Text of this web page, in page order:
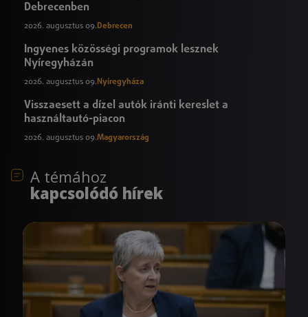
Debrecenben
2026. augusztus 09.Debrecen
Ingyenes közösségi programok lesznek
Nyíregyházán
2026. augusztus 09. Nyíregyháza
Visszaesett a dízel autók iránti kereslet a
használtautó-piacon
2026. augusztus 09.Magyarország
A témához
kapcsolódó hírek